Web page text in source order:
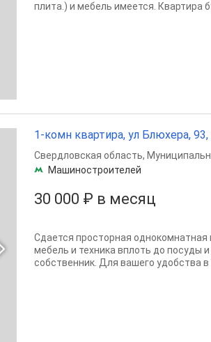
плита.) и мебель имеется. Квартира
1-комн квартира, ул Блюхера,
30 000 ₽ в месяц
Свердловская область,
Машиностроителей
Сдается просторная однокомнатная
мебель и техника вплоть до посуды
собственник. Для вашего удобства